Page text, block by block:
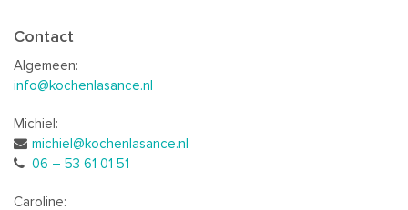
Contact
Algemeen:
info@kochenlasance.nl
Michiel:
michiel@kochenlasance.nl
06 – 53 61 01 51
Caroline: